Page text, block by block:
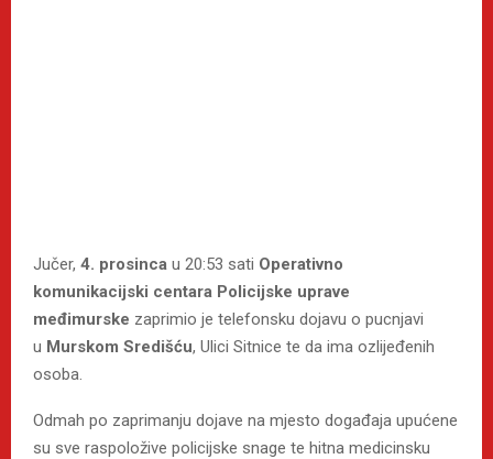
Jučer, 4. prosinca u 20:53 sati Operativno
komunikacijski centara Policijske uprave
međimurske zaprimio je telefonsku dojavu o pucnjavi
u Murskom Središću, Ulici Sitnice te da ima ozlijeđenih
osoba.
Odmah po zaprimanju dojave na mjesto događaja upućene
su sve raspoložive policijske snage te hitna medicinsku